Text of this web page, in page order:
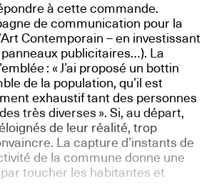
à cette commande.
de communication pour la
Contemporain – en investissant
publicitaires…). La
: « J’ai proposé un bottin
de la population, qu’il est
exhaustif tant des personnes
très diverses ». Si, au départ,
de leur réalité, trop
La capture d’instants de
de la commune donne une
toucher les habitantes et